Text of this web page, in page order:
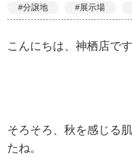
#分譲地 #展示場
こんにちは、神栖店です
そろそろ、秋を感じる
たね。